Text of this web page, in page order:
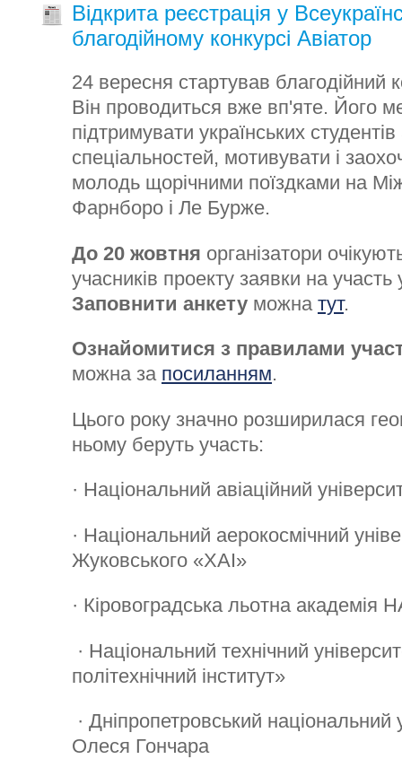
Відкрита реєстрація у
благодійному конкурсі Авіатор
24 вересня стартував благодійний
Він проводиться вже вп'яте. Його
підтримувати українських студентів
спеціальностей, мотивувати і
молодь щорічними поїздками на
Фарнборо і Ле Бурже.
До 20 жовтня організатори
учасників проекту заявки на участь
Заповнити анкету можна тут.
Ознайомитися з правилами
можна за посиланням.
Цього року значно розширилася
ньому беруть участь:
· Національний авіаційний
· Національний аерокосмічний
Жуковського «ХАІ»
· Кіровоградська льотна академія
· Національний технічний
політехнічний інститут»
· Дніпропетровський національний
Олеся Гончара